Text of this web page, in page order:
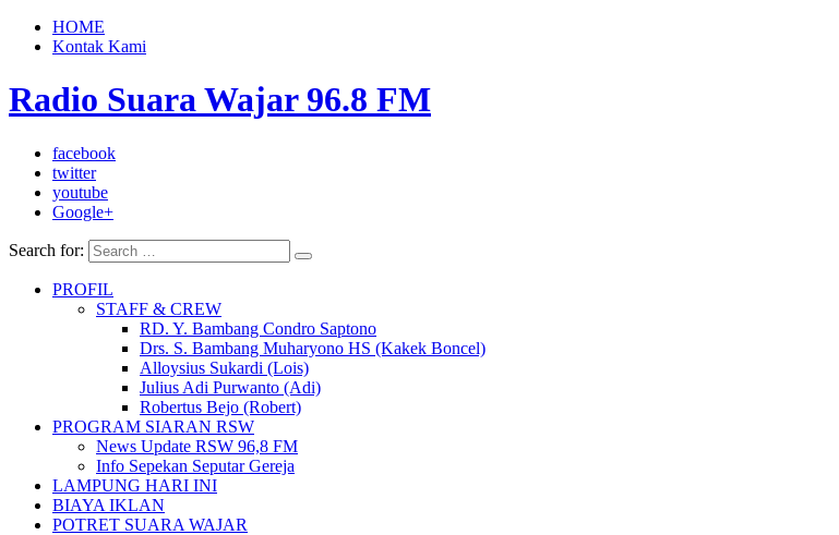
HOME
Kontak Kami
Radio Suara Wajar 96.8 FM
facebook
twitter
youtube
Google+
Search for:
PROFIL
STAFF & CREW
RD. Y. Bambang Condro Saptono
Drs. S. Bambang Muharyono HS (Kakek Boncel)
Alloysius Sukardi (Lois)
Julius Adi Purwanto (Adi)
Robertus Bejo (Robert)
PROGRAM SIARAN RSW
News Update RSW 96,8 FM
Info Sepekan Seputar Gereja
LAMPUNG HARI INI
BIAYA IKLAN
POTRET SUARA WAJAR